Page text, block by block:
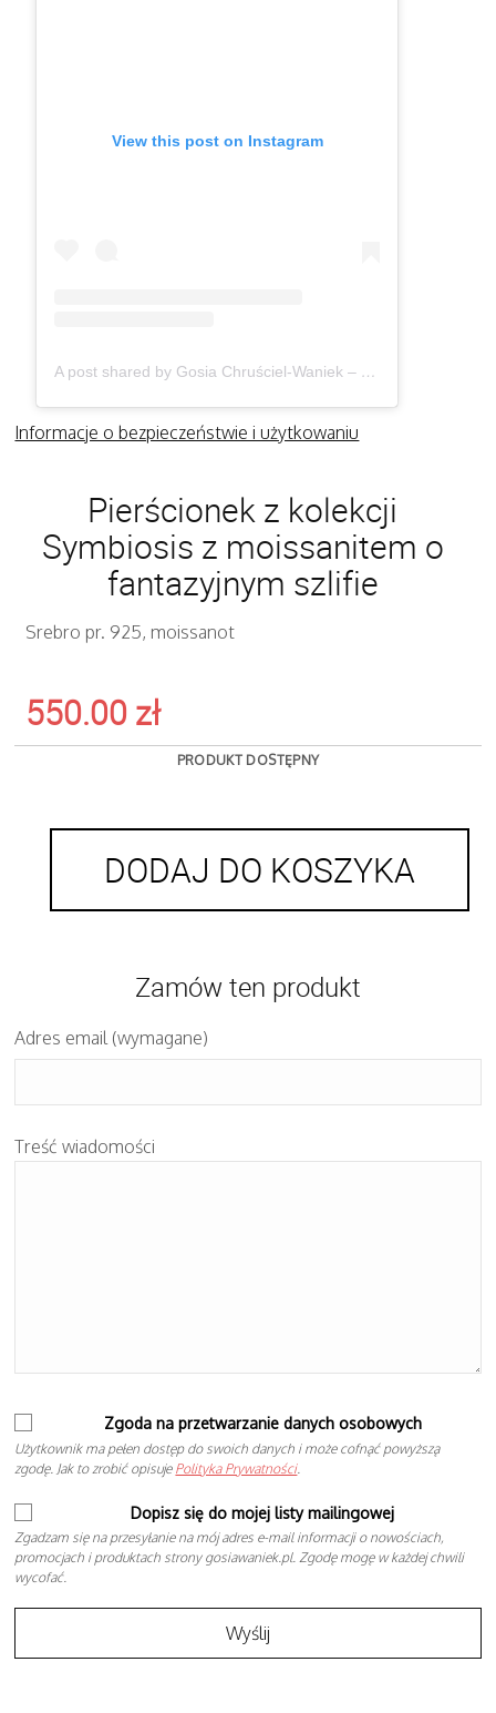
View this post on Instagram
A post shared by Gosia Chruściel-Waniek – Biżuteria (@gosiawaniek)
Informacje o bezpieczeństwie i użytkowaniu
Pierścionek z kolekcji
Symbiosis z moissanitem o
fantazyjnym szlifie
Srebro pr. 925, moissanot
550.00 zł
PRODUKT DOSTĘPNY
DODAJ DO KOSZYKA
Zamów ten produkt
Adres email (wymagane)
Treść wiadomości
Zgoda na przetwarzanie danych osobowych
Użytkownik ma pełen dostęp do swoich danych i może cofnąć powyższą
zgodę. Jak to zrobić opisuje Polityka Prywatności.
Dopisz się do mojej listy mailingowej
Zgadzam się na przesyłanie na mój adres e-mail informacji o nowościach,
promocjach i produktach strony gosiawaniek.pl. Zgodę mogę w każdej chwili
wycofać.